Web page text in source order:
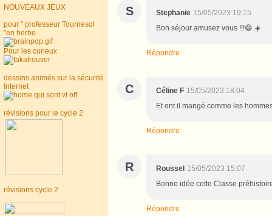
NOUVEAUX JEUX
pour " professeur Tournesol
"en herbe
Pour les curieux
dessins animés sur la sécurité
Internet
révisions pour le cycle 2
révisions cycle 2
S Stephanie 15/05/2023 19:15
Bon séjour amusez vous !!!😄 ☀️
Répondre
C Céline F 15/05/2023 18:04
Et ont il mangé comme les
Répondre
R Roussel 15/05/2023 15:07
Bonne idée cette Classe
Répondre